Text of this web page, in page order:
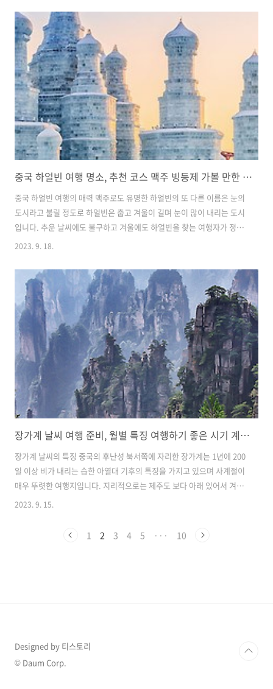
에서도 가장 쾌적하고 비가 적게 내리는 12월에서 3월 사이를 여행 최적
기로 봅니다. 이 시기에는 낮에는 조금 덥고 아침 저녁으로 선선하여 한
국의 봄가을 날씨와 비슷하며 골프와 같은 야외 활동을 하기에도 가장 좋
은 시기입니다. 일 년 내내 자외선지수는 높은편으로 언제 가더라도 모자
와 선글라스, 자외선 차단제 등은 준비하는 것이 좋습니다. 하이난 여행
추천 ..
중국 하얼빈 여행 명소, 추천 코스 맥주 빙등제 가볼 만한 곳 베스트 6
중국 하얼빈 여행의 매력 맥주로도 유명한 하얼빈의 또 다른 이름은 눈의
도시라고 불릴 정도로 하얼빈은 춥고 겨울이 길며 눈이 많이 내리는 도시
입니다. 추운 날씨에도 불구하고 겨울에도 하얼빈을 찾는 여행자가 정말
많은데 세계에서 가장 큰 얼음 축제가 바로 이곳 하얼빈에서 매년 열리기
여름에 가기 좋은 여행지로도 인기가 많습니다. 하얼빈은 중국이지만 지
리적으로 러시아와 가까워 유럽스타일과 러시아스타일, 중국 스타일이
모두 어우러진 건축물과 다채로운 문화를 가지고 있는 도시입니다. 도시
곳곳에 유서 깊은 유적지와 오래된 중국풍의 거리, 분위기 좋은 레스토랑
과 쇼핑센터가 밀집된 곳까지 다양한 볼거리도 풍부합니다. 역사와 문화,
축제까지 사계절 ..
2023. 9. 18.
장가계 날씨 여행 준비, 월별 특징 여행하기 좋은 시기 계절별 옷차림
장가계 날씨의 특징 중국의 후난성 북서쪽에 자리한 장가계는 1년에 200
일 이상 비가 내리는 습한 아열대 기후의 특징을 가지고 있으며 사계절이
매우 뚜렷한 여행지입니다. 지리적으로는 제주도 보다 아래 있어서 겨울
에도 영하로 내려가는 매서운 추위는 없으며 일 년 내내 비교적 온화한
여름에는 비가 많이 내리기 때문에 6월에서 8월 사이는 장가계를 여행하
2023. 9. 15.
1 2 3 4 5 ··· 10
Designed by 티스토리
© Daum Corp.